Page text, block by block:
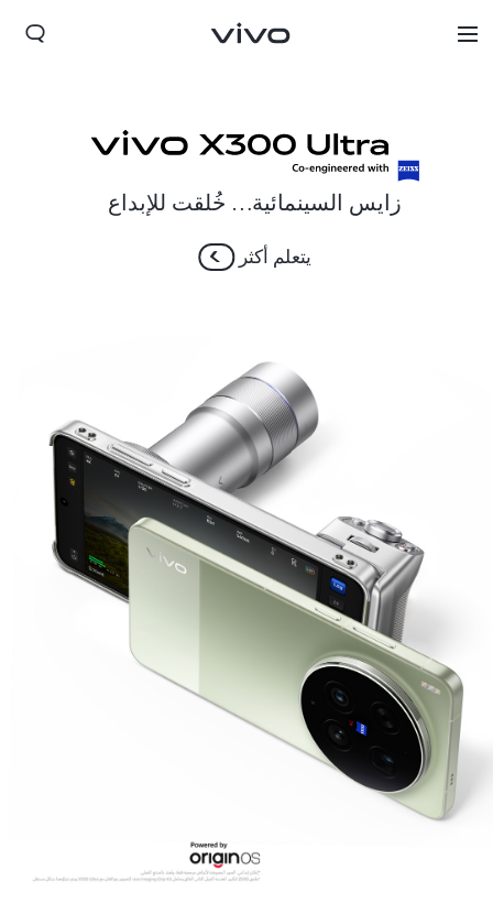
Bahrain(ar) | حدد البلد/المنطقة
زايس السينمائية… خُلقت للإبداع
يتعلم أكثر